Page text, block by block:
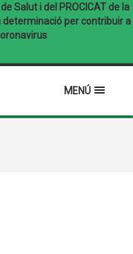
Salut i del PROCICAT de la
per contribuir a
MENÚ